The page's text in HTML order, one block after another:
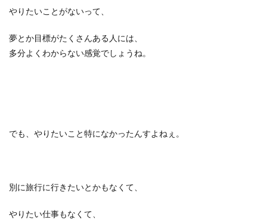
やりたいことがないって、
夢とか目標がたくさんある人には、
多分よくわからない感覚でしょうね。
でも、やりたいこと特になかったんすよねぇ。
別に旅行に行きたいとかもなくて、
やりたい仕事もなくて、